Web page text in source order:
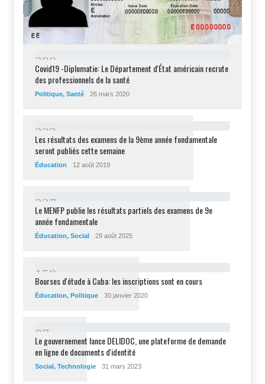
298
Covid19 -Diplomatie: Le Département d'État américain recrute
des professionnels de la santé
Politique, Santé 26 mars 2020
232
Les résultats des examens de la 9ème année fondamentale
seront publiés cette semaine
Éducation 12 août 2019
227
Le MENFP publie les résultats partiels des examens de 9e
année fondamentale
Éducation, Social 29 août 2025
1 58
Bourses d'étude à Cuba: les inscriptions sont en cours
Éducation, Politique 30 janvier 2020
87
Le gouvernement lance DELIDOC, une plateforme de demande
en ligne de documents d'identité
Social, Technologie 31 mars 2023